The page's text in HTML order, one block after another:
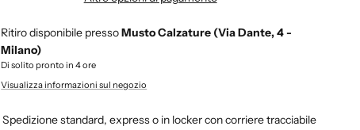
Ritiro disponibile pressoMusto Calzature (Via Dante, 4 -
Milano)
Di solito pronto in 4 ore
Visualizza informazioni sul negozio
Spedizione standard, express o in locker con corriere tracciabile